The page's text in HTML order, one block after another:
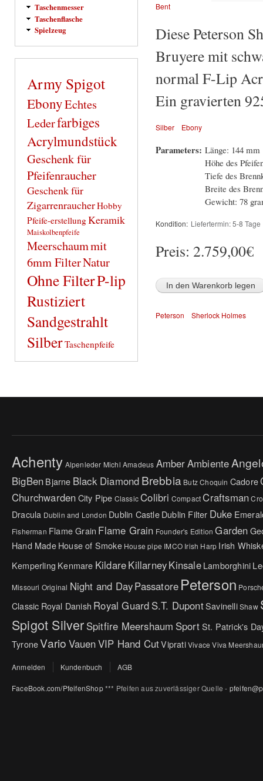
Taschenmesser
Taschenflasche
Spielzeug
Army Spigot
EbonyEchtes
Lederfarbiges
Acrylmundstück
Geschenk für
Pfeifenraucher
Geschenk für
ZigarrenraucherHobby
Pfeife-erstellungKeramik
Maiskolbenpfeife
Meerschaummit
6mm FilterNatur
Ohne FilterP-lip
Rustiziert
Sandgestrahlt
SilberTaschenpfeife
Bent
Diese Peterson
Bruyere mit
normal F-Lip
Ein gravierten
Silber Ebony
Parameters: Länge: 144 mm
Höhe des
Tiefe des
Breite des
Gewicht: 78
Kondition: Liefertermin: 5-8 Tage
Preis: 2.759,00€
Peterson Sherlock Holmes
Achenty Alpenleder Michl Amadeus AmberAmbiente
BigBenBjarne Black Diamond Brebbia Butz Choquin Cadore
ChurchwardenCity Pipe ClassicColibri Compact Craftsman
Dracula Dublin and London Dublin CastleDublin Filter Duke
Fisherman Flame Grain Flame Grain Founder's Edition Garden
Hand MadeHouse of Smoke House pipe IMCO Irish Harp Irish
Kemperling Kenmare KildareKillarneyKinsaleLamborghini
Missouri Original Night and DayPassatore Peterson
Classic Royal Danish Royal Guard S.T. DupontSavinelliShaw
Spigot Silver Spitfire Meershaum SportSt. Patrick's
TyroneVario VauenVIP Hand CutVipratiVivace Viva
Anmelden Kundenbuch AGB
FaceBook.com/PfeifenShop*** Pfeifen aus zuverlässiger Quelle -